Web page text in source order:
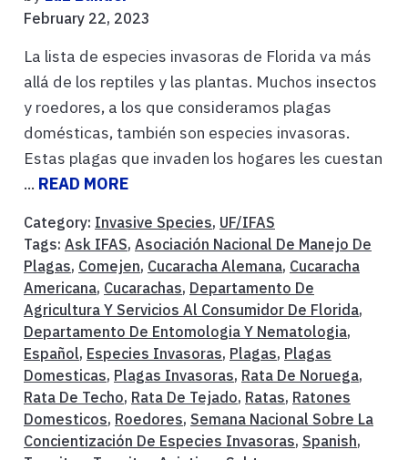
February 22, 2023
La lista de especies invasoras de Florida va más
allá de los reptiles y las plantas. Muchos insectos
y roedores, a los que consideramos plagas
domésticas, también son especies invasoras.
Estas plagas que invaden los hogares les cuestan
... READ MORE
Category: Invasive Species, UF/IFAS
Tags: Ask IFAS, Asociación Nacional De Manejo De
Plagas, Comejen, Cucaracha Alemana, Cucaracha
Americana, Cucarachas, Departamento De
Agricultura Y Servicios Al Consumidor De Florida,
Departamento De Entomologia Y Nematologia,
Español, Especies Invasoras, Plagas, Plagas
Domesticas, Plagas Invasoras, Rata De Noruega,
Rata De Techo, Rata De Tejado, Ratas, Ratones
Domesticos, Roedores, Semana Nacional Sobre La
Concientización De Especies Invasoras, Spanish,